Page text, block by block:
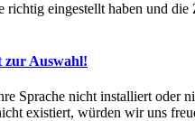
richtig eingestellt haben und
zur Auswahl!
Sprache nicht installiert oder
existiert, würden wir uns